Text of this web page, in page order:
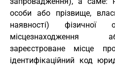
особи або прізвище,
наявності)
місцезнаходження
зареєстроване місце
ідентифікаційний код